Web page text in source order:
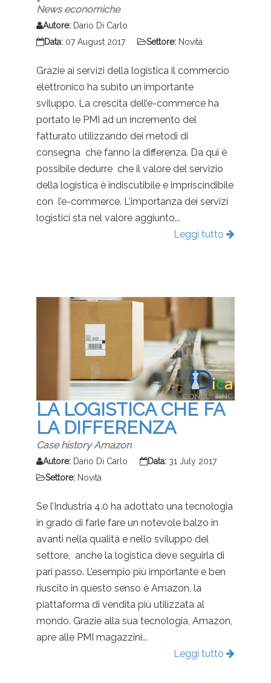
News economiche
Autore: Dario Di Carlo
Data: 07 August 2017 Settore: Novità
Grazie ai servizi della logistica il commercio
elettronico ha subìto un importante
sviluppo. La crescita dell’e-commerce ha
portato le PMI ad un incremento del
fatturato utilizzando dei metodi di
consegna che fanno la differenza. Da qui è
possibile dedurre che il valore del servizio
della logistica è indiscutibile e impriscindibile
con l’e-commerce. L'importanza dei servizi
logistici sta nel valore aggiunto...
Leggi tutto
LA LOGISTICA CHE FA
LA DIFFERENZA
Case history Amazon
Autore: Dario Di Carlo Data: 31 July 2017
Settore: Novità
Se l’Industria 4.0 ha adottato una tecnologia
in grado di farle fare un notevole balzo in
avanti nella qualità e nello sviluppo del
settore, anche la logistica deve seguirla di
pari passo. L’esempio più importante e ben
riuscito in questo senso è Amazon, la
piattaforma di vendita più utilizzata al
mondo. Grazie alla sua tecnologia, Amazon,
apre alle PMI magazzini...
Leggi tutto